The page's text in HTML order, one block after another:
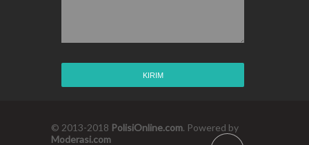
© 2013-2018 PolisiOnline.com. Powered by
Moderasi.com